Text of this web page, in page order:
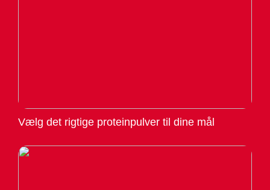
Vælg det rigtige proteinpulver til dine mål